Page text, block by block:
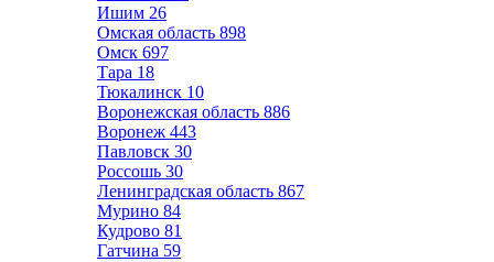
Ишим 26
Омская область 898
Омск 697
Тара 18
Тюкалинск 10
Воронежская область 886
Воронеж 443
Павловск 30
Россошь 30
Ленинградская область 867
Мурино 84
Кудрово 81
Гатчина 59